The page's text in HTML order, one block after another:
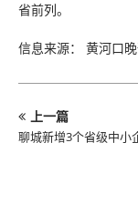
省前列。
信息来源： 黄河口
上一篇
聊城新增3个省级中小